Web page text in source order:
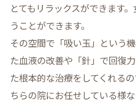
とてもリラックスができます
うことができます。
その空間で「吸い玉」という
た血液の改善や「針」で回復
た根本的な治療をしてくれる
ちらの院にお任せしている様